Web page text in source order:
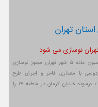
تهران
نوسازی می شود
تهران رسانه | کمیسیون ماده ۵ شهر تهران مجوز نوسازی
با معماری فاخر و اجرای طرح
موضعی اصلاح بافت فرسوده خیابان کرمان در منطقه ۱۴ را